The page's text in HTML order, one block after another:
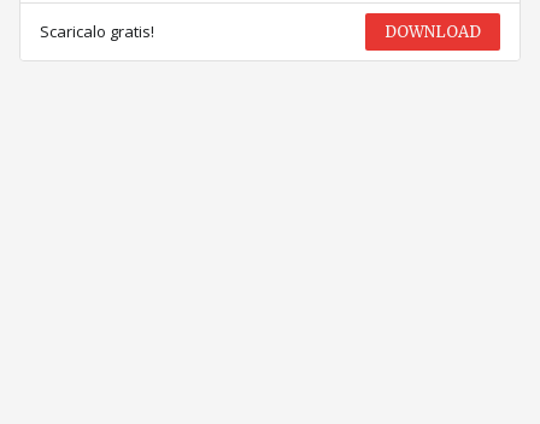
Scaricalo gratis! DOWNLOAD